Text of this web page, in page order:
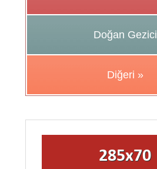
Doğan Gezici
Diğeri »